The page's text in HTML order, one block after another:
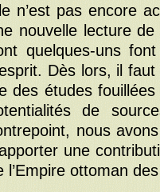
n’est pas encore
nouvelle lecture
quelques-uns
Dès lors, il
des études
de
nous
une
l’Empire ottoman